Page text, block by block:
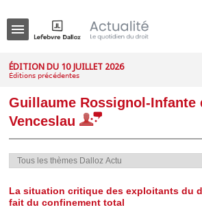
ÉDITION DU 10 JUILLET 2026
Éditions précédentes
Guillaume Rossignol-Infante
Venceslau
La situation critique des exploitants du
fait du confinement total